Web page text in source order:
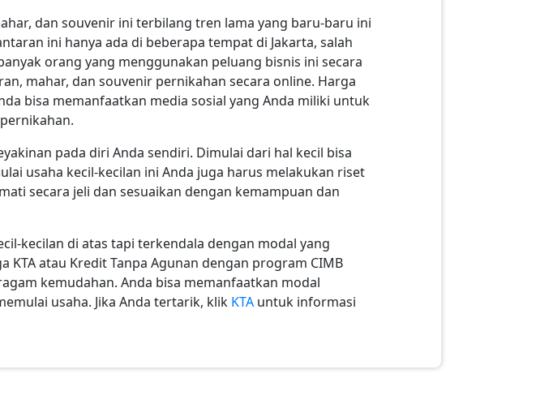
dan souvenir ini terbilang tren lama yang baru-baru ini
ini hanya ada di beberapa tempat di Jakarta, salah
orang yang menggunakan peluang bisnis ini secara
mahar, dan souvenir pernikahan secara online. Harga
bisa memanfaatkan media sosial yang Anda miliki untuk
pada diri Anda sendiri. Dimulai dari hal kecil bisa
usaha kecil-kecilan ini Anda juga harus melakukan riset
secara jeli dan sesuaikan dengan kemampuan dan
kecilan di atas tapi terkendala dengan modal yang
atau Kredit Tanpa Agunan dengan program CIMB
kemudahan. Anda bisa memanfaatkan modal
usaha. Jika Anda tertarik, klik KTA untuk informasi